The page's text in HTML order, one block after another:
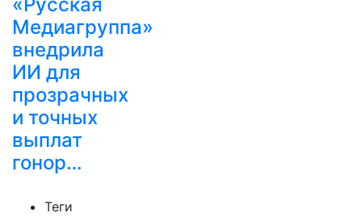
Медиагруппа»
внедрила
ИИ для
прозрачных
и точных
выплат
гонор…
Теги